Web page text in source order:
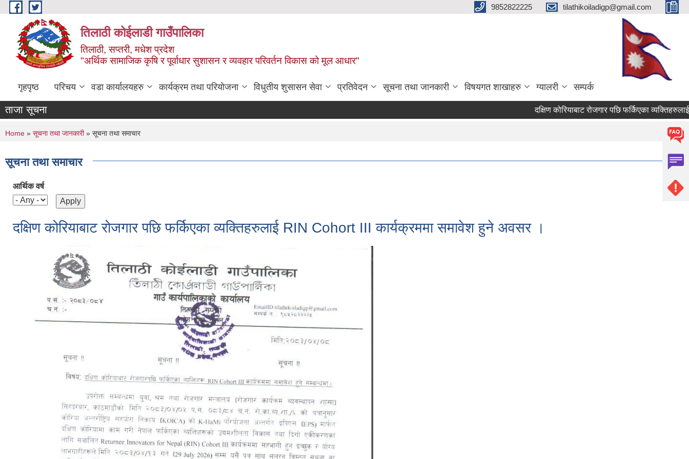
Skip to main content 9852822225 tilathikoiladigp@gmail.com
तिलाठी कोईलाडी गाउँपालिका
तिलाठी, सप्तरी, मधेश प्रदेश
"अर्थिक सामाजिक कृषि र पूर्वाधार सुशासन र व्यवहार परिवर्तन विकास को मूल आधार"
गृहपृष्ठ परिचय वडा कार्यालयहरु कार्यक्रम तथा परियोजना विधुतीय शुसासन सेवा प्रतिवेदन सूचना तथा जानकारी विषयगत शाखाहरु ग्यालरी सम्पर्क
ताजा सूचना दक्षिण कोरियाबाट रोजगार पछि फर्किएका व्यक्तिहरुलाई
You are here
Home » सूचना तथा जानकारी» सूचना तथा समाचार
सूचना तथा समाचार
आर्थिक वर्ष
दक्षिण कोरियाबाट रोजगार पछि फर्किएका व्यक्तिहरुलाई RIN Cohort III कार्यक्रममा समावेश हुने अवसर ।